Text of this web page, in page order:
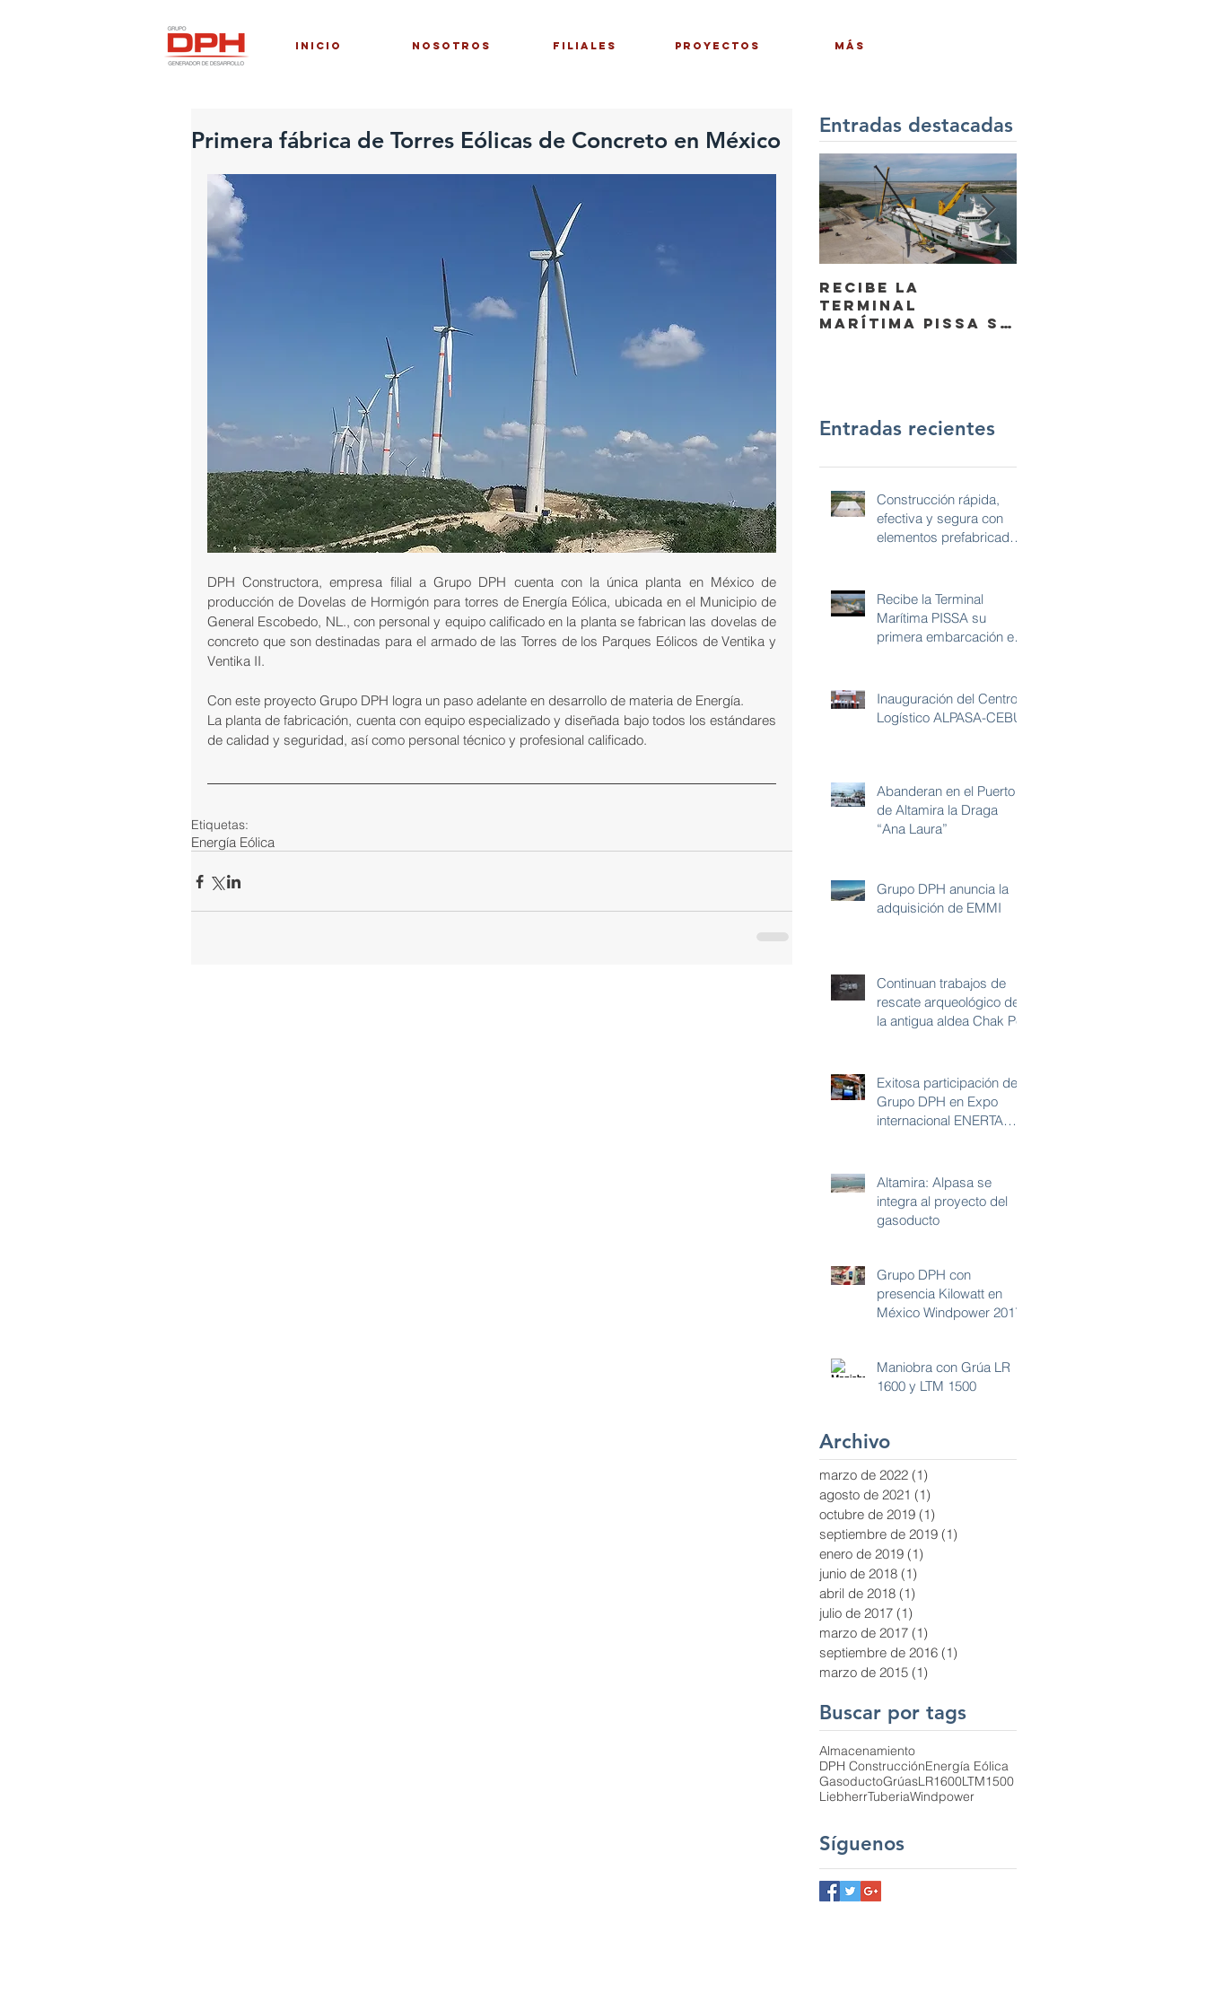
INICIO NOSOTROS FILIALES PROYECTOS Más
Primera fábrica de Torres Eólicas de Concreto en México
DPH Constructora, empresa filial a Grupo DPH cuenta con la única planta en México de
producción de Dovelas de Hormigón para torres de Energía Eólica, ubicada en el Municipio de
General Escobedo, NL., con personal y equipo calificado en la planta se fabrican las dovelas de
concreto que son destinadas para el armado de las Torres de los Parques Eólicos de Ventika y
Ventika II.
Con este proyecto Grupo DPH logra un paso adelante en desarrollo de materia de Energía.
La planta de fabricación, cuenta con equipo especializado y diseñada bajo todos los estándares
de calidad y seguridad, así como personal técnico y profesional calificado.
Etiquetas:
Energía Eólica
Entradas destacadas
Recibe la
Terminal
Marítima PISSA su
Entradas recientes
Construcción rápida,
efectiva y segura con
elementos prefabricados
Recibe la Terminal
Marítima PISSA su
primera embarcación en
Inauguración del Centro
Logístico ALPASA-CEBÚ
Abanderan en el Puerto
de Altamira la Draga
“Ana Laura”
Grupo DPH anuncia la
adquisición de EMMI
Continuan trabajos de
rescate arqueológico de
la antigua aldea Chak Pet
Exitosa participación de
Grupo DPH en Expo
internacional ENERTAM
Altamira: Alpasa se
integra al proyecto del
gasoducto
Grupo DPH con
presencia Kilowatt en
México Windpower 2017
Maniobra con Grúa LR
1600 y LTM 1500
Archivo
marzo de 2022 (1)
agosto de 2021 (1)
octubre de 2019 (1)
septiembre de 2019 (1)
enero de 2019 (1)
junio de 2018 (1)
abril de 2018 (1)
julio de 2017 (1)
marzo de 2017 (1)
septiembre de 2016 (1)
marzo de 2015 (1)
Buscar por tags
Almacenamiento
DPH ConstrucciónEnergía Eólica
GasoductoGrúasLR1600LTM1500
LiebherrTuberiaWindpower
Síguenos